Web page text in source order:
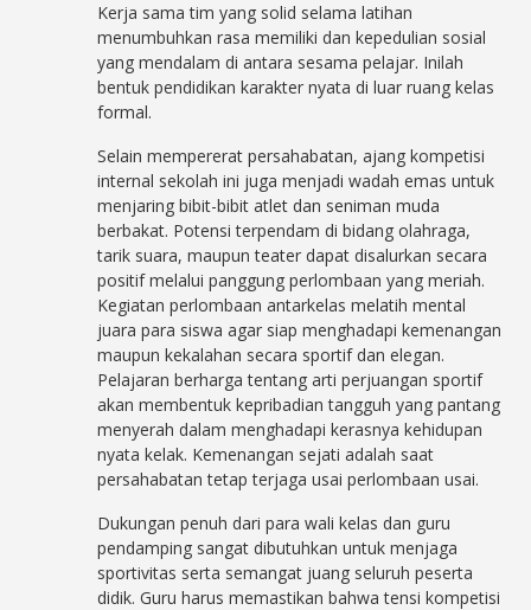
Kerja sama tim yang solid selama latihan
menumbuhkan rasa memiliki dan kepedulian sosial
yang mendalam di antara sesama pelajar. Inilah
bentuk pendidikan karakter nyata di luar ruang kelas
formal.
Selain mempererat persahabatan, ajang kompetisi
internal sekolah ini juga menjadi wadah emas untuk
menjaring bibit-bibit atlet dan seniman muda
berbakat. Potensi terpendam di bidang olahraga,
tarik suara, maupun teater dapat disalurkan secara
positif melalui panggung perlombaan yang meriah.
Kegiatan perlombaan antarkelas melatih mental
juara para siswa agar siap menghadapi kemenangan
maupun kekalahan secara sportif dan elegan.
Pelajaran berharga tentang arti perjuangan sportif
akan membentuk kepribadian tangguh yang pantang
menyerah dalam menghadapi kerasnya kehidupan
nyata kelak. Kemenangan sejati adalah saat
persahabatan tetap terjaga usai perlombaan usai.
Dukungan penuh dari para wali kelas dan guru
pendamping sangat dibutuhkan untuk menjaga
sportivitas serta semangat juang seluruh peserta
didik. Guru harus memastikan bahwa tensi kompetisi